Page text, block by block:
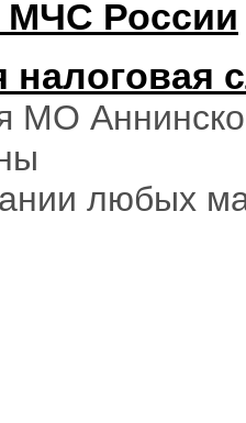
России
МО
любых